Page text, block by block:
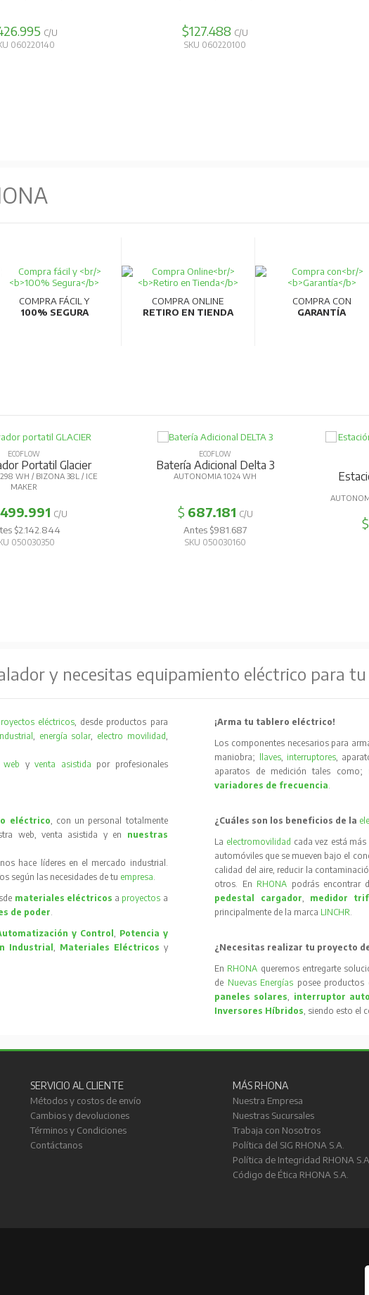
C/U
060220140
$127.488 C/U
SKU 060220100
COMPRA FÁCIL Y
100% SEGURA
COMPRA ONLINE
RETIRO EN TIENDA
COMPRA CON
GARANTÍA
ECOFLOW
Portatil Glacier
WH / BIZONA 38L / ICE
MAKER
C/U
$2.142.844
050030350
ECOFLOW
Batería Adicional Delta 3
AUTONOMIA 1024 WH
$ 687.181 C/U
Antes $981.687
SKU 050030160
$
y necesitas equipamiento eléctrico para
eléctricos, desde productos para
, energía solar, electro movilidad,
web yventa asistida por profesionales
eléctrico, con un personal totalmente
web, venta asistida y en nuestras
hace líderes en el mercado industrial.
según las necesidades de tu empresa.
materiales eléctricos a proyectos a
de poder.
y Control, Potencia y
Industrial , Materiales Eléctricos y
¡Arma tu tablero eléctrico!
Los componentes necesarios para
maniobra;
llaves, interruptores,
aparatos de medición tales como;
variadores de frecuencia.
¿Cuáles son los beneficios de la
La electromovilidad cada vez está
automóviles que se mueven bajo el
calidad del aire, reducir la
otros. En RHONA podrás encontrar
pedestal cargador, medidor
principalmente de la marca LINCHR.
¿Necesitas realizar tu proyecto
En RHONA queremos entregarte
de Nuevas Energías posee productos
paneles solares, interruptor
Inversores Híbridos, siendo esto el
SERVICIO AL CLIENTE
Métodos y costos de envío
Cambios y devoluciones
Términos y Condiciones
Contáctanos
MÁS RHONA
Nuestra Empresa
Nuestras Sucursales
Trabaja con Nosotros
Política del SIG RHONA S.A.
Política de Integridad RHONA S.A.
Código de Ética RHONA S.A.